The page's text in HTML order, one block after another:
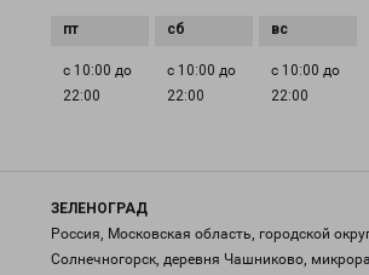
с 10:00 до
22:00
с 10:00 до
22:00
с 10:00 до
22:00
ЗЕЛЕНОГРАД
Россия, Московская область, городской
Солнечногорск, деревня Чашниково,